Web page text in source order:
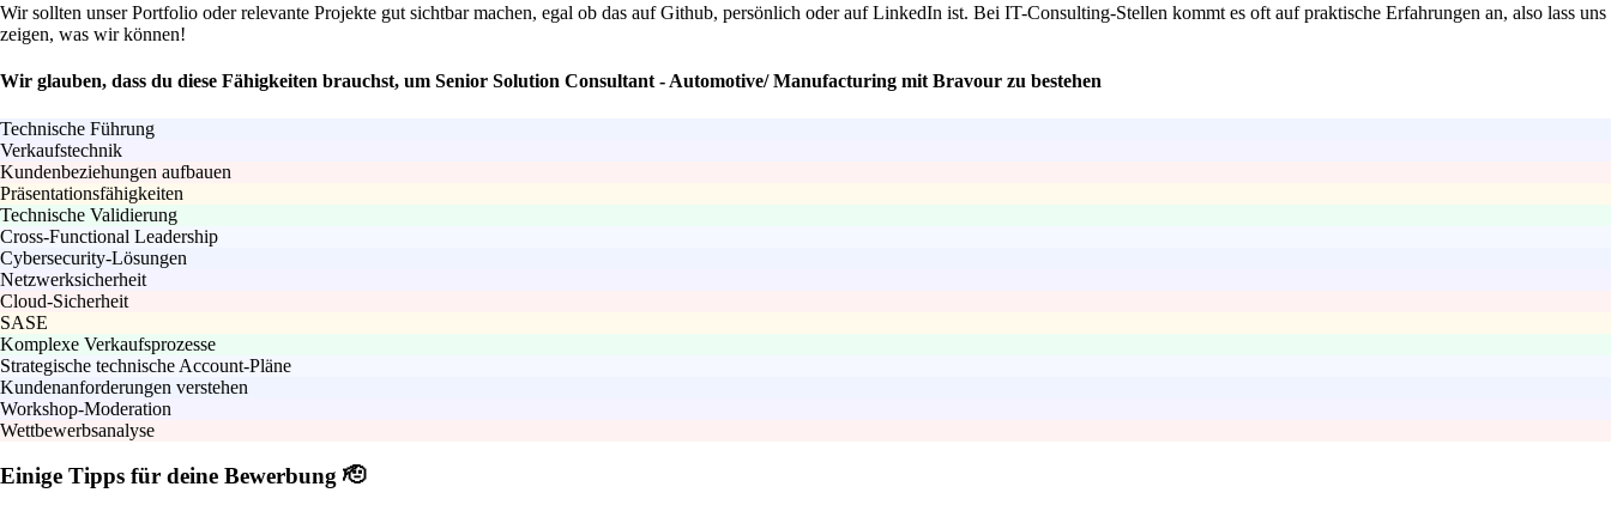
Wir sollten unser Portfolio oder relevante Projekte gut sichtbar machen, egal ob das auf Github, persönlich oder auf LinkedIn ist. Bei IT-Consulting-Stellen kommt es oft auf praktische Erfahrungen an, also lass uns
zeigen, was wir können!
Wir glauben, dass du diese Fähigkeiten brauchst, um Senior Solution Consultant - Automotive/ Manufacturing mit Bravour zu bestehen
Technische Führung
Verkaufstechnik
Kundenbeziehungen aufbauen
Präsentationsfähigkeiten
Technische Validierung
Cross-Functional Leadership
Cybersecurity-Lösungen
Netzwerksicherheit
Cloud-Sicherheit
SASE
Komplexe Verkaufsprozesse
Strategische technische Account-Pläne
Kundenanforderungen verstehen
Workshop-Moderation
Wettbewerbsanalyse
Einige Tipps für deine Bewerbung 🫡